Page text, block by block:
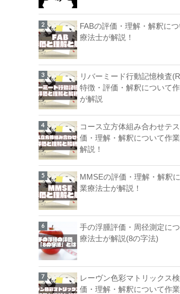
FABの評価・理解・解釈に
療法士が解説！
リバーミード行動記憶検査
特徴・評価・解釈について
が解説
コース立方体組み合わせテ
価・理解・解釈について作
解説！
MMSEの評価・理解・解釈
業療法士が解説！
手の浮腫評価・周径測定に
療法士が解説(8の字法)
レーヴン色彩マトリックス
価・理解・解釈について作